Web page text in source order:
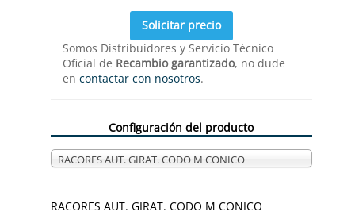
Solicitar precio
Somos Distribuidores y Servicio Técnico
Oficial de Recambio garantizado, no dude
en contactar con nosotros.
Configuración del producto
RACORES AUT. GIRAT. CODO M CONICO
RACORES AUT. GIRAT. CODO M CONICO